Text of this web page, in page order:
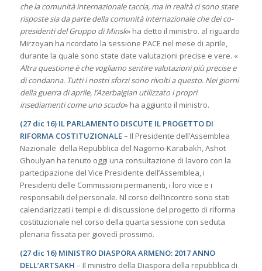
che la comunità internazionale taccia, ma in realtà ci sono state
risposte sia da parte della comunità internazionale che dei co-
presidenti del Gruppo di Minsk» ha detto il ministro. al riguardo
Mirzoyan ha ricordato la sessione PACE nel mese di aprile,
durante la quale sono state date valutazioni precise e vere. «
Altra questione è che vogliamo sentire valutazioni più precise e
di condanna. Tutti i nostri sforzi sono rivolti a questo. Nei giorni
della guerra di aprile, l’Azerbaigian utilizzato i propri
insediamenti come uno scudo» ha aggiunto il ministro.
(27 dic 16) IL PARLAMENTO DISCUTE IL PROGETTO DI
RIFORMA COSTITUZIONALE– Il Presidente dell’Assemblea
Nazionale della Repubblica del Nagorno-Karabakh, Ashot
Ghoulyan ha tenuto oggi una consultazione di lavoro con la
partecipazione del Vice Presidente dell’Assemblea, i
Presidenti delle Commissioni permanenti, i loro vice e i
responsabili del personale. Nl corso dell’incontro sono stati
calendarizzati i tempi e di discussione del progetto di riforma
costituzionale nel corso della quarta sessione con seduta
plenaria fissata per giovedì prossimo.
(27 dic 16) MINISTRO DIASPORA ARMENO: 2017 ANNO
DELL’ARTSAKH – Il ministro della Diaspora della repubblica di